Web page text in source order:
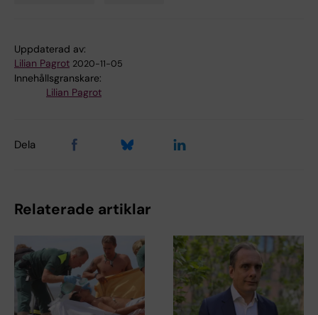
Uppdaterad av:
Lilian Pagrot 2020-11-05
Innehållsgranskare:
Lilian Pagrot
Dela
Relaterade artiklar